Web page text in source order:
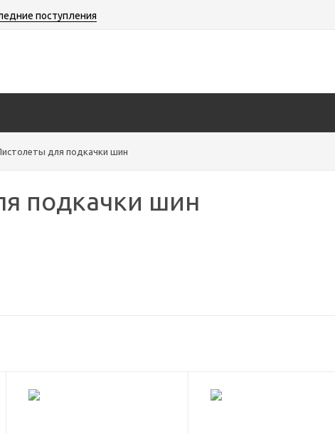
поступления
для подкачки шин
подкачки шин